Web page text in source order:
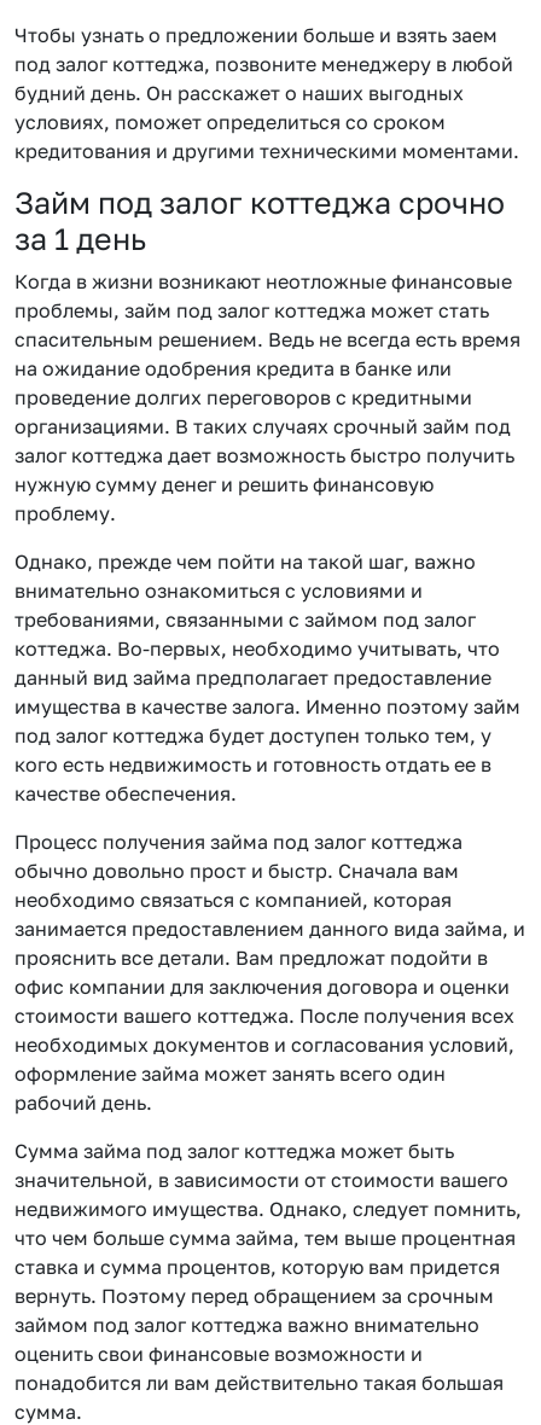
Чтобы узнать о предложении больше и взять заем
под залог коттеджа, позвоните менеджеру в любой
будний день. Он расскажет о наших выгодных
условиях, поможет определиться со сроком
кредитования и другими техническими моментами.
Займ под залог коттеджа срочно
за 1 день
Когда в жизни возникают неотложные финансовые
проблемы, займ под залог коттеджа может стать
спасительным решением. Ведь не всегда есть время
на ожидание одобрения кредита в банке или
проведение долгих переговоров с кредитными
организациями. В таких случаях срочный займ под
залог коттеджа дает возможность быстро получить
нужную сумму денег и решить финансовую
проблему.
Однако, прежде чем пойти на такой шаг, важно
внимательно ознакомиться с условиями и
требованиями, связанными с займом под залог
коттеджа. Во-первых, необходимо учитывать, что
данный вид займа предполагает предоставление
имущества в качестве залога. Именно поэтому займ
под залог коттеджа будет доступен только тем, у
кого есть недвижимость и готовность отдать ее в
качестве обеспечения.
Процесс получения займа под залог коттеджа
обычно довольно прост и быстр. Сначала вам
необходимо связаться с компанией, которая
занимается предоставлением данного вида займа, и
прояснить все детали. Вам предложат подойти в
офис компании для заключения договора и оценки
стоимости вашего коттеджа. После получения всех
необходимых документов и согласования условий,
оформление займа может занять всего один
рабочий день.
Сумма займа под залог коттеджа может быть
значительной, в зависимости от стоимости вашего
недвижимого имущества. Однако, следует помнить,
что чем больше сумма займа, тем выше процентная
ставка и сумма процентов, которую вам придется
вернуть. Поэтому перед обращением за срочным
займом под залог коттеджа важно внимательно
оценить свои финансовые возможности и
понадобится ли вам действительно такая большая
сумма.